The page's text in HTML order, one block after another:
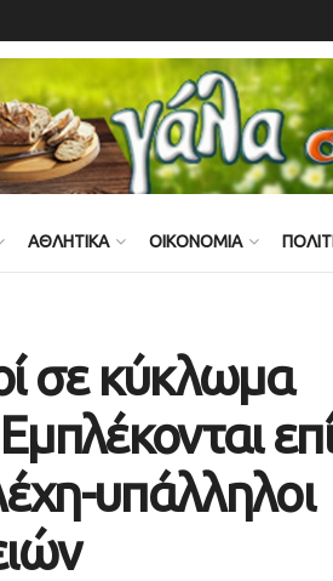
ΑΘΛΗΤΙΚΑ ΟΙΚΟΝΟΜΙΑ
σε κύκλωμα
υπάλληλοι